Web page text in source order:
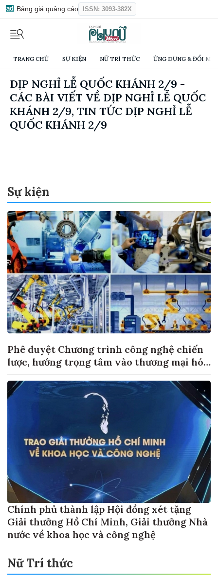
Bảng giá quảng cáo ISSN: 3093-382X
TRANG CHỦ SỰ KIỆN NỮ TRÍ THỨC ỨNG DỤNG & ĐỔI
DỊP NGHỈ LỄ QUỐC KHÁNH 2/9 -
CÁC BÀI VIẾT VỀ DỊP NGHỈ LỄ QUỐC
KHÁNH 2/9, TIN TỨC DỊP NGHỈ LỄ
QUỐC KHÁNH 2/9
Sự kiện
Phê duyệt Chương trình công nghệ chiến
lược, hướng trọng tâm vào thương mại hóa
Chính phủ thành lập Hội đồng xét tặng
Giải thưởng Hồ Chí Minh, Giải thưởng Nhà
nước về khoa học và công nghệ
Nữ Trí thức